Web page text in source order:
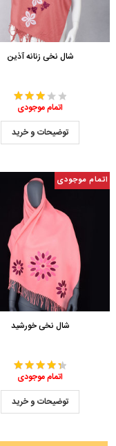
شال نخی زنانه آذین
اتمام موجودی
توضیحات و خرید
اتمام موجودی
شال نخی خورشید
اتمام موجودی
توضیحات و خرید